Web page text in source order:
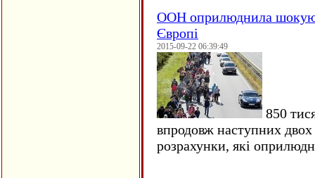
ООН оприлюднила
Європі
2015-09-22 06:39:49
850
впродовж наступних
розрахунки, які